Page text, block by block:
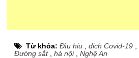
Từ khóa:Đìu hiu ,dịch Covid-19 ,
Đường sắt,hà nội,Nghệ An